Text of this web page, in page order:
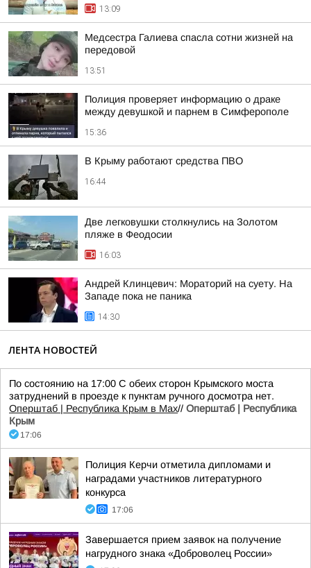
13:09
Медсестра Галиева спасла сотни жизней на
передовой
13:51
Полиция проверяет информацию о драке
между девушкой и парнем в Симферополе
15:36
В Крыму работают средства ПВО
16:44
Две легковушки столкнулись на Золотом
пляже в Феодосии
16:03
Андрей Клинцевич: Мораторий на суету. На
Западе пока не паника
14:30
ЛЕНТА НОВОСТЕЙ
По состоянию на 17:00 С обеих сторон Крымского моста
затруднений в проезде к пунктам ручного досмотра нет.
Оперштаб | Республика Крым в Мax// Оперштаб | Республика
Крым
17:06
Полиция Керчи отметила дипломами и
наградами участников литературного
конкурса
17:06
Завершается прием заявок на получение
нагрудного знака «Доброволец России»